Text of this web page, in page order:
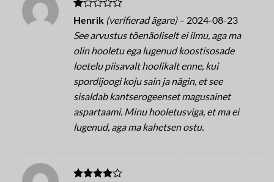
Betygsatt
1
av
Henrik (verifierad ägare) – 2024-08-23
See arvustus tõenäoliselt ei ilmu, aga ma
olin hooletu ega lugenud koostisosade
loetelu piisavalt hoolikalt enne, kui
spordijoogi koju sain ja nägin, et see
sisaldab kantserogeenset magusainet
aspartaami. Minu hooletusviga, et ma ei
lugenud, aga ma kahetsen ostu.